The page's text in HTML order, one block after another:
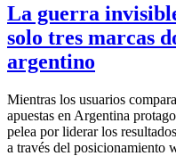
La guerra
solo tres marcas
argentino
Mientras los usuarios
apuestas en Argentina
pelea por liderar los
a través del posicionamiento